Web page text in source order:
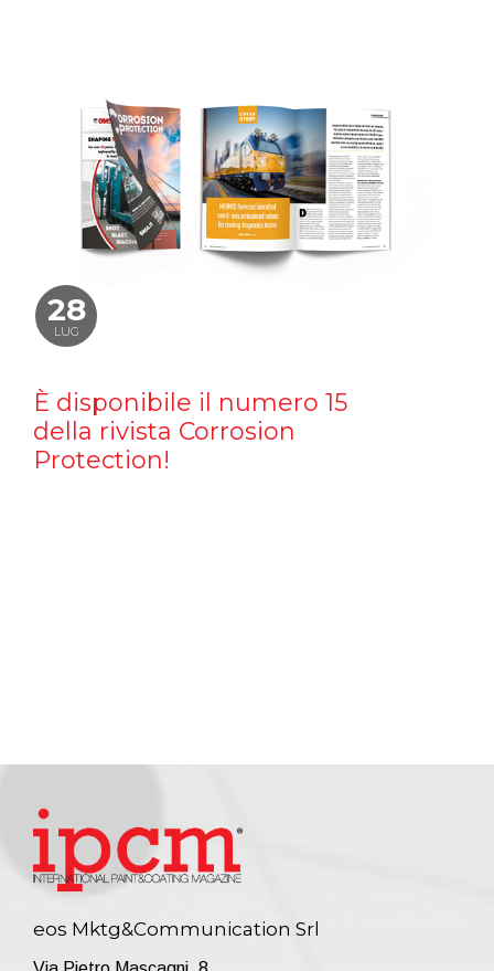
28
LUG
È disponibile il numero 15
della rivista Corrosion
Protection!
eos Mktg&Communication Srl